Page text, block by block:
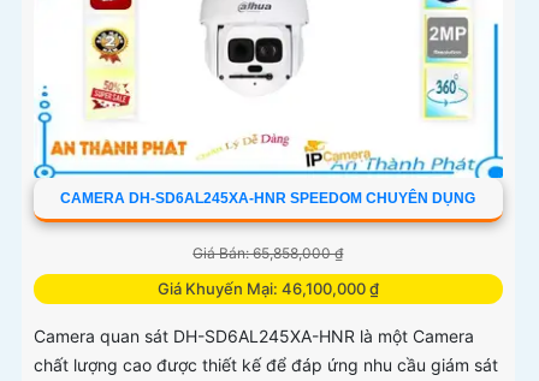
CAMERA DH-SD6AL245XA-HNR SPEEDOM CHUYÊN DỤNG
Giá Bán: 65,858,000 ₫
Giá Khuyến Mại: 46,100,000 ₫
Camera quan sát DH-SD6AL245XA-HNR là một Camera
chất lượng cao được thiết kế để đáp ứng nhu cầu giám sát